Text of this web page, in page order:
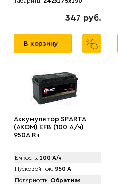
347 руб.
В корзину
Аккумулятор SPАRTA
(AKOM) EFB (100 А/ч)
950A R+
Емкость: 100 А/ч
Пусковой ток: 950 А
Полярность: Обратная